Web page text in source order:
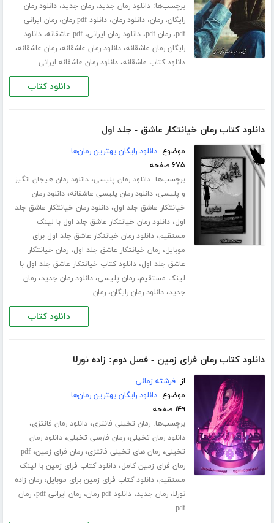
برچسب‌ها:دانلود رمان جدید،رمان جدید،دانلود رمان
رایگان،رمان،دانلود رمان،دانلود pdf رمان ،رمان ایرانی
pdf،رمان pdf ،دانلود رمان ایرانی،pdf عاشقانه ،دانلود
رایگان رمان عاشقانه،دانلود رمان عاشقانه،رمان عاشقانه،
دانلود کتاب عاشقانه،دانلود رمان عاشقانه ایرانی
دانلود کتاب
دانلود کتاب رمان خیانتکار عاشق - جلد اول
موضوع:دانلود رایگان بهترین رمان‌ها
۶۷۵ صفحه
برچسب‌ها:دانلود رمان پلیسی،دانلود رمان هیجان انگیز
و پلیسی،دانلود رمان پلیسی عاشقانه،دانلود رمان
خیانتکار عاشق جلد اول،دانلود رمان خیانتکار عاشق جلد
اول،دانلود رمان خیانتکار عاشق جلد اول با لینک
مستقیم،دانلود رمان خیانتکار عاشق جلد اول برای
موبایل،رمان خیانتکار عاشق جلد اول،رمان خیانتکار
عاشق جلد اول،دانلود کتاب خیانتکار عاشق جلد اول با
لینک مستقیم،رمان پلیسی،دانلود رمان جدید،رمان
جدید،دانلود رمان رایگان،رمان
دانلود کتاب
دانلود کتاب رمان فرای زمین - فصل دوم: زاده نورلا
از:فرشته زمانی
موضوع:دانلود رایگان بهترین رمان‌ها
۱۴۹ صفحه
برچسب‌ها:رمان تخیلی فانتزی،دانلود رمان فانتزی،
دانلود رمان تخیلی،رمان فارسی تخیلی،دانلود رمان
تخیلی،رمان های تخیلی فانتزی،رمان فرای زمین،pdf
رمان فرای زمین کامل،دانلود کتاب فرای زمین با لینک
مستقیم،دانلود کتاب فرای زمین برای موبایل،رمان زاده
نورلا،رمان جدید،دانلود pdf رمان ،رمان ایرانی pdf ،رمان
pdf